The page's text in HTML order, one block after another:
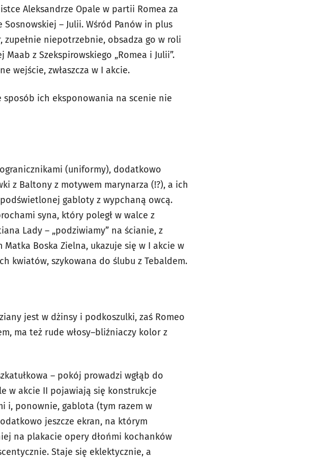
Aleksandrze Opale w partii Romea za
– Julii. Wśród Panów in plus
zupełnie niepotrzebnie, obsadza go w roli
z Szekspirowskiego „Romea i Julii”.
wejście, zwłaszcza w I akcie.
ich eksponowania na scenie nie
(uniformy), dodatkowo
z Baltony z motywem marynarza (!?), a ich
gabloty z wypchaną owcą.
syna, który poległ w walce z
Lady – „podziwiamy” na ścianie, z
Boska Zielna, ukazuje się w I akcie w
kwiatów, szykowana do ślubu z Tebaldem.
jest w dżinsy i podkoszulki, zaś Romeo
ma też rude włosy–bliźniaczy kolor z
– pokój prowadzi wgłąb do
w akcie II pojawiają się konstrukcje
i, ponownie, gablota (tym razem w
jeszcze ekran, na którym
na plakacie opery dłońmi kochanków
Staje się eklektycznie, a